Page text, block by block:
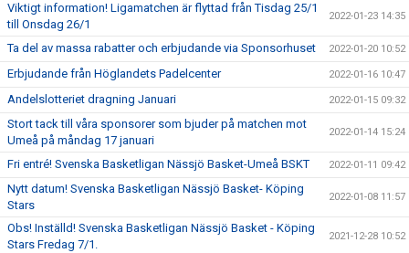
Viktigt information! Ligamatchen är flyttad från Tisdag 25/1
till Onsdag 26/1
2022-01-23 14:35
Ta del av massa rabatter och erbjudande via Sponsorhuset 2022-01-20 10:52
Erbjudande från Höglandets Padelcenter 2022-01-16 10:47
Andelslotteriet dragning Januari 2022-01-15 09:32
Stort tack till våra sponsorer som bjuder på matchen mot
Umeå på måndag 17 januari
2022-01-14 15:24
Fri entré! Svenska Basketligan Nässjö Basket-Umeå BSKT 2022-01-11 09:42
Nytt datum! Svenska Basketligan Nässjö Basket- Köping
Stars
2022-01-08 11:57
Obs! Inställd! Svenska Basketligan Nässjö Basket - Köping
Stars Fredag 7/1.
2021-12-28 10:52